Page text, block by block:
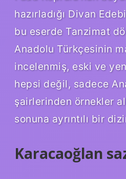
hazırladığı Divan
bu eserde Tanzimat
Anadolu Türkçesinin
incelenmiş, eski ve
hepsi değil, sadece
şairlerinden örnekler
sonuna ayrıntılı bir
Karacaoğlan